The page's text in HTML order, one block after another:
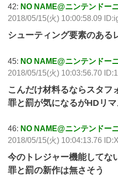
42: NO NAME@ニンテンドー
2018/05/15(火) 10:00:58.09
シューティング要素のある
45: NO NAME@ニンテンドー
2018/05/15(火) 10:03:56.70
こんだけ材料るならスタフ
罪と罰が気になるがHDリ
46: NO NAME@ニンテンドー
2018/05/15(火) 10:04:13.76
今のトレジャー機能してな
罪と罰の新作は無さそう